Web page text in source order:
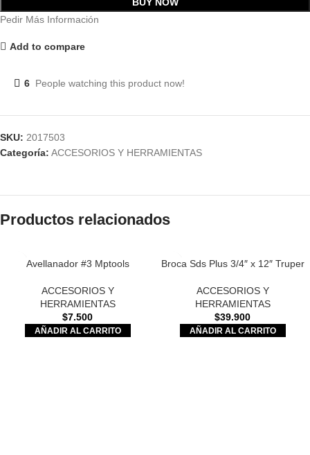
Pedir Más Información
Add to compare
6 People watching this product now!
SKU: 2017503
Categoría: ACCESORIOS Y HERRAMIENTAS
Productos relacionados
Avellanador #3 Mptools
ACCESORIOS Y
HERRAMIENTAS
$7.500
AÑADIR AL CARRITO
Broca Sds Plus 3/4″ x 12″ Truper
ACCESORIOS Y
HERRAMIENTAS
$39.900
AÑADIR AL CARRITO